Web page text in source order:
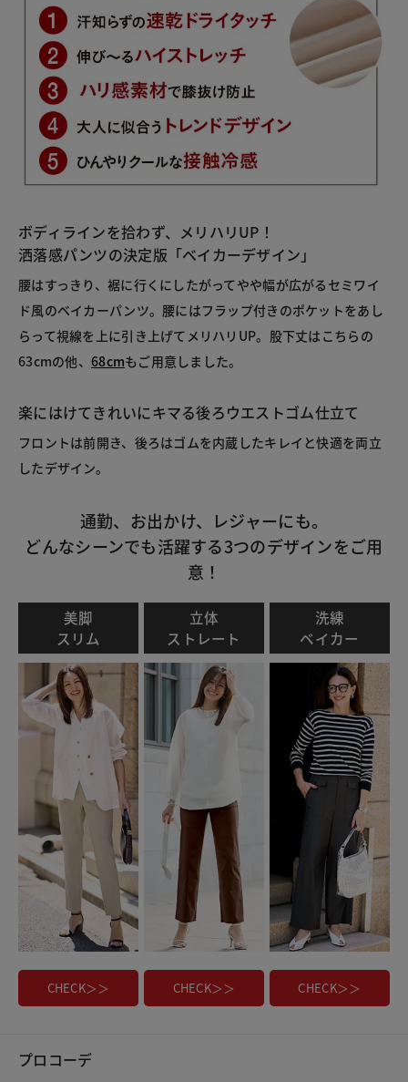
ボディラインを拾わず、メリハリUP！
洒落感パンツの決定版「ベイカーデザイン」
腰はすっきり、裾に行くにしたがってやや幅が広がるセミワイ
ド風のベイカーパンツ。腰にはフラップ付きのポケットをあし
らって視線を上に引き上げてメリハリUP。股下丈はこちらの
63cmの他、 68cmもご用意しました。
楽にはけてきれいにキマる後ろウエストゴム仕立て
フロントは前開き、後ろはゴムを内蔵したキレイと快適を両立
したデザイン。
通勤、お出かけ、レジャーにも。
どんなシーンでも活躍する3つのデザインをご用
意！
美脚
スリム
CHECK＞＞
立体
ストレート
CHECK＞＞
洗練
ベイカー
CHECK＞＞
プロコーデ